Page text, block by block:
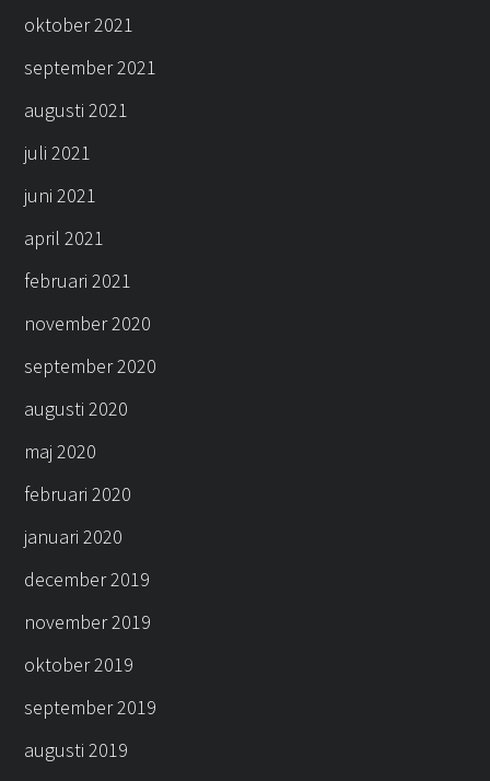
oktober 2021
september 2021
augusti 2021
juli 2021
juni 2021
april 2021
februari 2021
november 2020
september 2020
augusti 2020
maj 2020
februari 2020
januari 2020
december 2019
november 2019
oktober 2019
september 2019
augusti 2019